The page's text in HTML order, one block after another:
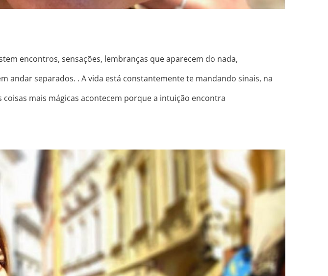
encontros, sensações, lembranças que aparecem do nada,
andar separados. . A vida está constantemente te mandando sinais, na
mais mágicas acontecem porque a intuição encontra